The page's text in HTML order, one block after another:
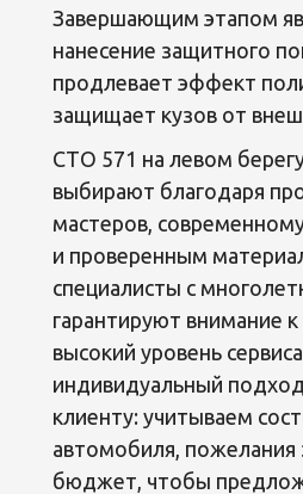
Завершающим этапом
нанесение защитного
продлевает эффект
защищает кузов от
СТО 571 на левом
выбирают благодаря
мастеров,
и проверенным
специалисты с
гарантируют внимание
высокий уровень
индивидуальный
клиенту: учитываем
автомобиля, пожелания
бюджет, чтобы